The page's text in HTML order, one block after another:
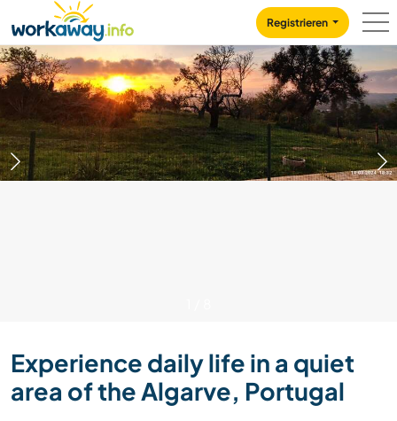
CONTENT
MAIN NAVIGATION
Registrieren
Experience daily life in a quiet
area of the Algarve, Portugal